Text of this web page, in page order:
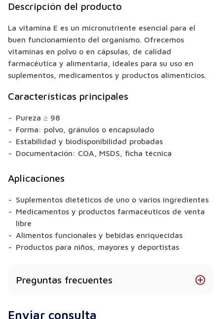
Descripción del producto
La vitamina E es un micronutriente esencial para el
buen funcionamiento del organismo. Ofrecemos
vitaminas en polvo o en cápsulas, de calidad
farmacéutica y alimentaria, ideales para su uso en
suplementos, medicamentos y productos alimenticios.
Características principales
Pureza ≥ 98
Forma: polvo, gránulos o encapsulado
Estabilidad y biodisponibilidad probadas
Documentación: COA, MSDS, ficha técnica
Aplicaciones
Suplementos dietéticos de uno o varios ingredientes
Medicamentos y productos farmacéuticos de venta
libre
Alimentos funcionales y bebidas enriquecidas
Productos para niños, mayores y deportistas
Preguntas frecuentes
Según el producto, existen formas en polvo,
Enviar consulta